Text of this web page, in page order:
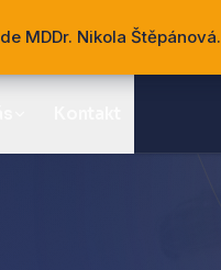
MDDr. Nikola Štěpánová.